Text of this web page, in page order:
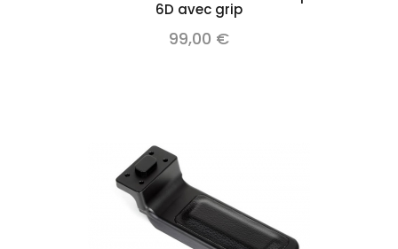
6D avec grip
99,00 €